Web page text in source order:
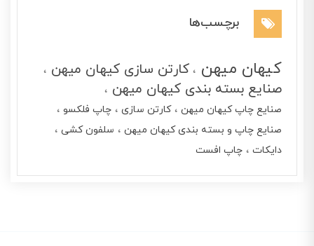
برچسب‌ها
کیهان میهن
کارتن سازی کیهان میهن
صنایع بسته بندی کیهان میهن
صنایع چاپ کیهان میهن کارتن سازی
چاپ فلکسو
صنایع چاپ و بسته بندی کیهان میهن
سلفون کشی
دایکات
چاپ افست